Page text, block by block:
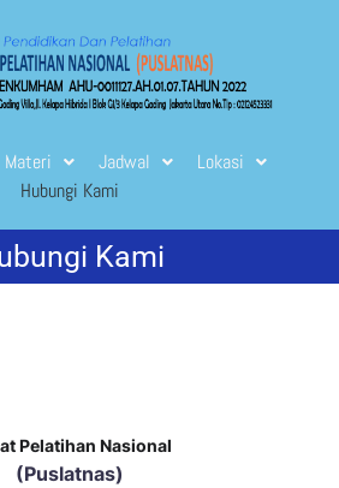
Materi Jadwal
Lokasi
Hubungi Kami
Kami
Pelatihan Nasional
(Puslatnas)